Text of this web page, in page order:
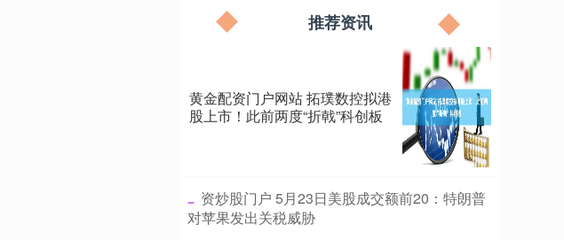
推荐资讯
黄金配资门户网站 拓璞数控拟港
股上市！此前两度“折戟”科创板
​资炒股门户 5月23日美股成交额前20：特朗普
对苹果发出关税威胁